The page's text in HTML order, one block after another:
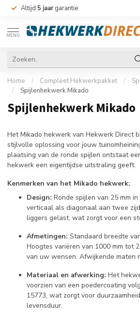
Altijd 5 jaargarantie
MENU
Home / Compleet Hekwerkpakket /
/
Spijlenhekwerk Mikado
Spijlenhekwerk Mikado
Het Mikado hekwerk van Hekwerk Direct
stijlvolle oplossing voor jouw
plaatsing van de ronde spijlen ontstaat
hekwerk een eigentijdse uitstraling geeft.
Kenmerken van het Mikado hekwerk:
Design: Ronde spijlen van 25 mm
verticaal als diagonaal aan twee
liggers gelast, wat zorgt voor een
Afmetingen: Standaard breedte
Hoogtes variëren van 1000 mm tot
van uw wensen. Afwijkende maten
Materiaal en afwerking: Het
voorzien van een poedercoating
15773, wat zorgt voor
levensduur.